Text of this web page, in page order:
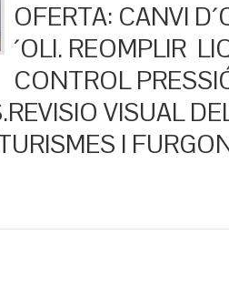
OFERTA: CANVI
´OLI. REOMPLIR
CONTROL
VISUAL
I